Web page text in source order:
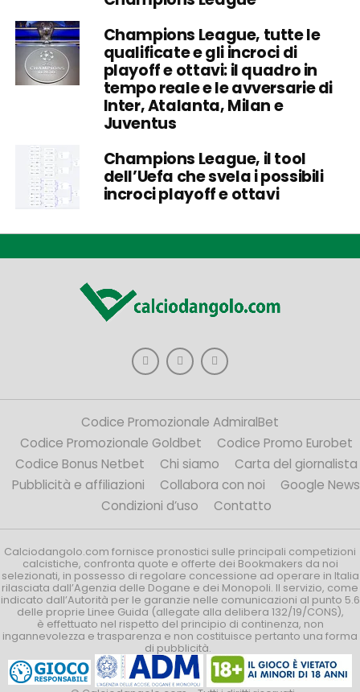
Champions League, tutte le
qualificate e gli incroci di
playoff e ottavi: il quadro in
tempo reale e le avversarie di
Inter, Atalanta, Milan e
Juventus
Champions League, il tool
dell’Uefa che svela i possibili
incroci playoff e ottavi
Codice Promozionale AdmiralBet
Codice Promozionale Goldbet
Codice Promo Eurobet
Codice Bonus Netbet
Chi siamo
Carta del giornalista
Pubblicità e affiliazioni
Collabora con noi
Google News
Condizioni d’uso
Contatto
Calciodangolo.com fornisce pronostici sulle principali competizioni
calcistiche, confronta quote e offerte dei Bookmakers da noi
selezionati, in possesso di regolare concessione ad operare in Italia
rilasciata dall’Agenzia delle Dogane e dei Monopoli. Il servizio, come
indicato dall’Autorità per le garanzie nelle comunicazioni al punto 5.6
delle proprie Linee Guida (allegate alla delibera 132/19/CONS),
è effettuato nel rispetto del principio di continenza, non
ingannevolezza e trasparenza e non costituisce pertanto una forma
di pubblicità.